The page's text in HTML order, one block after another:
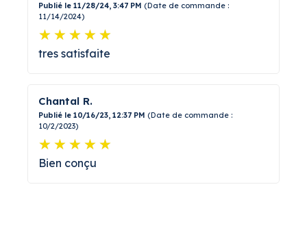
Publié le 11/28/24, 3:47 PM (Date de commande :
11/14/2024)
tres satisfaite
Chantal R.
Publié le 10/16/23, 12:37 PM (Date de commande :
10/2/2023)
Bien conçu